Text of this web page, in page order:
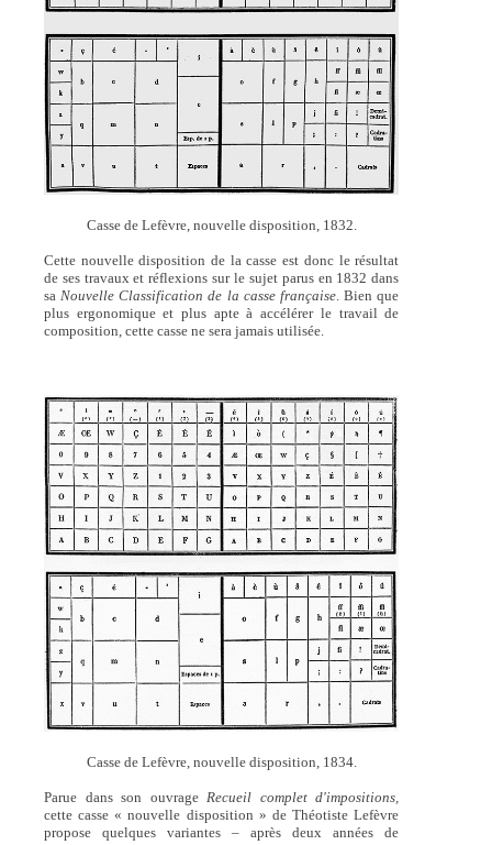
Casse de Lefèvre, nouvelle disposition, 1832.
Cette nouvelle disposition de la casse est donc le résultat
de ses travaux et réflexions sur le sujet parus en 1832 dans
sa Nouvelle Classification de la casse française. Bien que
plus ergonomique et plus apte à accélérer le travail de
composition, cette casse ne sera jamais utilisée.
Casse de Lefèvre, nouvelle disposition, 1834.
Parue dans son ouvrage Recueil complet d'impositions,
cette casse « nouvelle disposition » de Théotiste Lefèvre
propose quelques variantes – après deux années de